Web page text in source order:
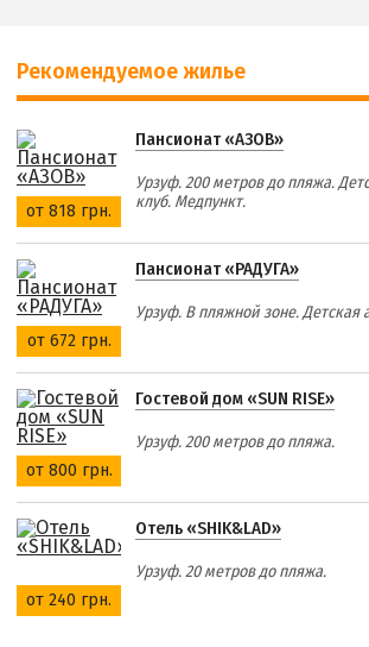
Рекомендуемое жилье
от 818 грн.
Пансионат «АЗОВ»
Урзуф. 200 метров до пляжа.
клуб. Медпункт.
от 672 грн.
Пансионат «РАДУГА»
Урзуф. В пляжной зоне. Детская
от 800 грн.
Гостевой дом «SUN RISE»
Урзуф. 200 метров до пляжа.
от 240 грн.
Отель «SHIK&LAD»
Урзуф. 20 метров до пляжа.